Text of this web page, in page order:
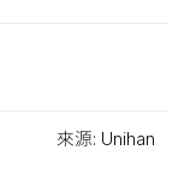
來源: Unihan